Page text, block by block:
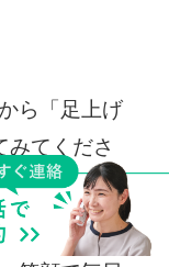
ら「足上げ
みてくださ
の自由な歩